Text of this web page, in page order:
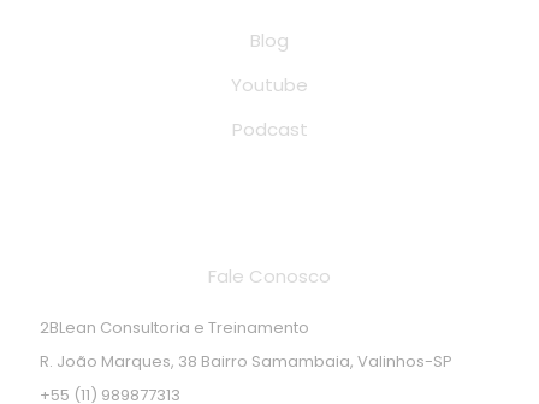
Blog
Youtube
Podcast
Fale Conosco
2BLean Consultoria e Treinamento
R. João Marques, 38 Bairro Samambaia, Valinhos-SP
+55 (11) 989877313